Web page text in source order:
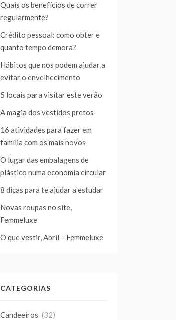
Quais os benefícios de correr
regularmente?
Crédito pessoal: como obter e
quanto tempo demora?
Hábitos que nos podem ajudar a
evitar o envelhecimento
5 locais para visitar este verão
A magia dos vestidos pretos
16 atividades para fazer em
família com os mais novos
O lugar das embalagens de
plástico numa economia circular
8 dicas para te ajudar a estudar
Novas roupas no site,
Femmeluxe
O que vestir, Abril – Femmeluxe
CATEGORIAS
Candeeiros (32)